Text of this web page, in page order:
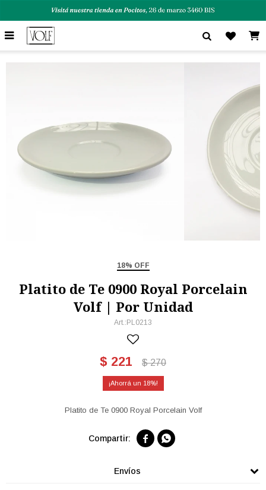

18% OFF
Platito de Te 0900 Royal Porcelain
Volf | Por Unidad
PL0213
$ 221 $ 270
18
Platito de Te 0900 Royal Porcelain Volf
 
Envíos